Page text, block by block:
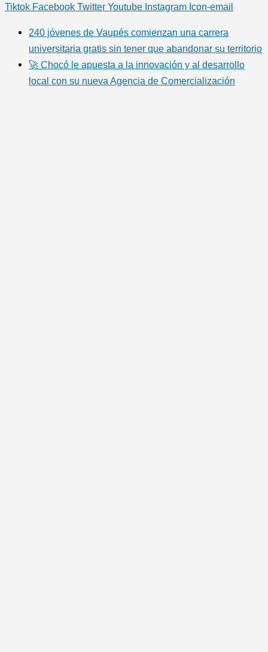
Tiktok Facebook Twitter Youtube Instagram Icon-email
240 jóvenes de Vaupés comienzan una carrera
universitaria gratis sin tener que abandonar su territorio
🚀 Chocó le apuesta a la innovación y al desarrollo
local con su nueva Agencia de Comercialización